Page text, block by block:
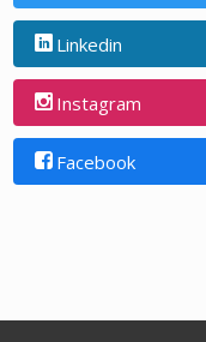
Linkedin
Instagram
Facebook